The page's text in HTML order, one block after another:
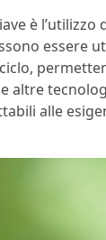
è l’utilizzo
essere
altre
alle